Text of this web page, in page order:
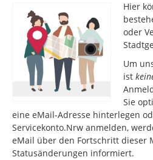
Hier
oder
Um
ist
Sie
eine eMail-Adresse hinterlegen
Servicekonto.Nrw anmelden,
eMail über den Fortschritt dieser
Statusänderungen informiert.